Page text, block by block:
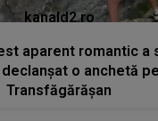
kanald2.ro
aparent romantic a
o anchetă
Transfăgărășan